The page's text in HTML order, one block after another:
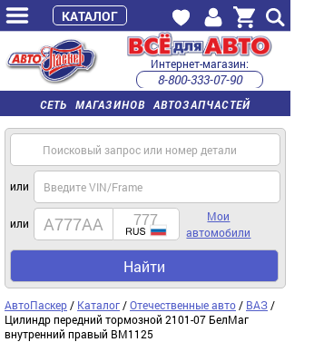
СЕТЬ МАГАЗИНОВ АВТОЗАПЧАСТЕЙ
Интернет-магазин:
8-800-333-07-90
часы работы с 9:00 до 22:00 (пн-пт)
или
или
Мои
автомобили
Найти
АвтоПаскер / Каталог /Отечественные авто / ВАЗ /
Цилиндр передний тормозной 2101-07 БелМаг
внутренний правый BM1125
КАТАЛОГ